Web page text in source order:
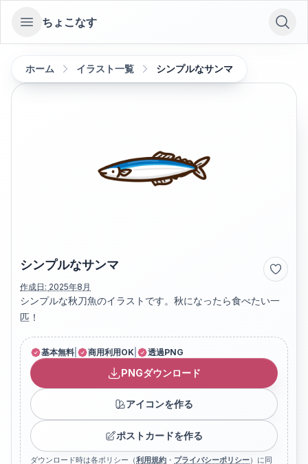
Open sidebar
ちょこなす
ホーム イラスト一覧 シンプルなサンマ
シンプルなサンマ
作成日: 2025年8月
シンプルな秋刀魚のイラストです。秋になったら食べたい一
匹！
基本無料 商用利用OK 透過PNG
PNGダウンロード
アイコンを作る
ポストカードを作る
ダウンロード時は各ポリシー（利用規約 ・ プライバシーポリシー）に同